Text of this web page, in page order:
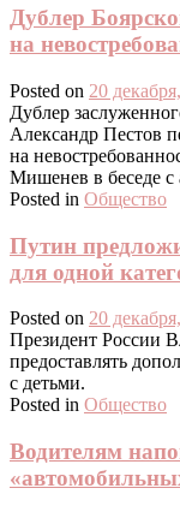
Дублер
на
Posted on 20
Дублер
Александр Пестов
на
Мишенев в беседе с
Posted in Общество
Путин
для одной
Posted on 20
Президент России
предоставлять
с детьми.
Posted in Общество
Водителям